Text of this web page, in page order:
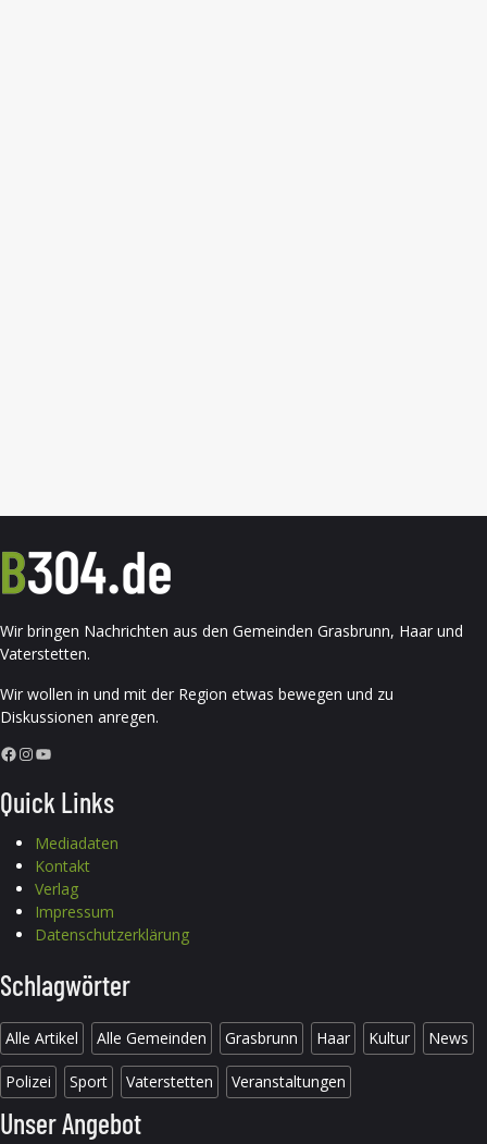
Wir bringen Nachrichten aus den Gemeinden Grasbrunn, Haar und
Vaterstetten.
Wir wollen in und mit der Region etwas bewegen und zu
Diskussionen anregen.
Facebook InstagramYouTube
Quick Links
Mediadaten
Kontakt
Verlag
Impressum
Datenschutzerklärung
Schlagwörter
Alle Artikel Alle Gemeinden Grasbrunn Haar Kultur News
Polizei Sport Vaterstetten Veranstaltungen
Unser Angebot